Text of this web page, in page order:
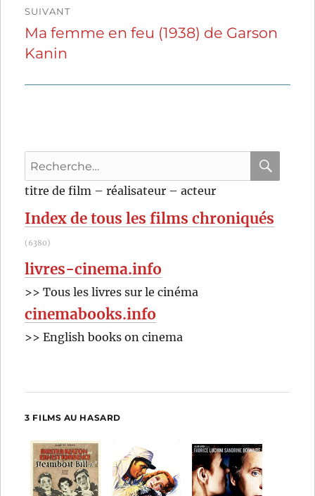
SUIVANT
Publication
suivante :
Ma femme en feu (1938) de Garson
Kanin
Recherche
pour
:
titre de film – réalisateur – acteur
Index de tous les films chroniqués
(6380)
livres-cinema.info
>> Tous les livres sur le cinéma
cinemabooks.info
>> English books on cinema
3 FILMS AU HASARD